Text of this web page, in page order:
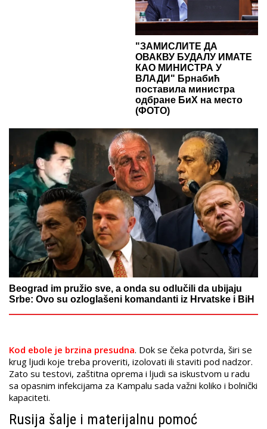
"ЗАМИСЛИТЕ ДА
ОВАКВУ БУДАЛУ ИМАТЕ
КАО МИНИСТРА У
ВЛАДИ" Брнабић
поставила министра
одбране БиХ на место
(ФОТО)
Beograd im pružio sve, a onda su odlučili da ubijaju
Srbe: Ovo su ozloglašeni komandanti iz Hrvatske i BiH
Kod ebole je brzina presudna. Dok se čeka potvrda, širi se
krug ljudi koje treba proveriti, izolovati ili staviti pod nadzor.
Zato su testovi, zaštitna oprema i ljudi sa iskustvom u radu
sa opasnim infekcijama za Kampalu sada važni koliko i bolnički
kapaciteti.
Rusija šalje i materijalnu pomoć